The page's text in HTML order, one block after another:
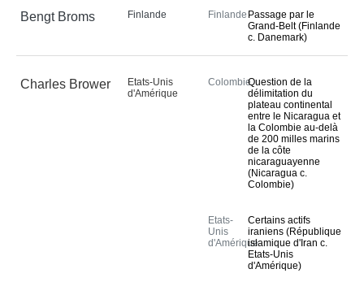
Bengt Broms Finlande Finlande Passage par le
Grand-Belt (Finlande
c. Danemark)
Charles Brower
Etats-Unis
d'Amérique
ColombieQuestion de la
délimitation du
plateau continental
entre le Nicaragua et
la Colombie au-delà
de 200 milles marins
de la côte
nicaraguayenne
(Nicaragua c.
Colombie)
Etats-
Unis
d'Amérique
Certains actifs
iraniens (République
islamique d'Iran c.
Etats-Unis
d'Amérique)